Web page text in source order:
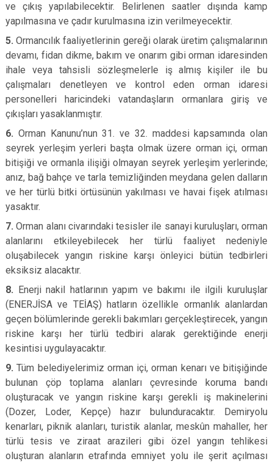
ve çıkış yapılabilecektir. Belirlenen saatler dışında kamp
yapılmasına ve çadır kurulmasına izin verilmeyecektir.
5.Ormancılık faaliyetlerinin gereği olarak üretim çalışmalarının
devamı, fidan dikme, bakım ve onarım gibi orman idaresinden
ihale veya tahsisli sözleşmelerle iş almış kişiler ile bu
çalışmaları denetleyen ve kontrol eden orman idaresi
personelleri haricindeki vatandaşların ormanlara giriş ve
çıkışları yasaklanmıştır.
6. Orman Kanunu’nun 31. ve 32. maddesi kapsamında olan
seyrek yerleşim yerleri başta olmak üzere orman içi, orman
bitişiği ve ormanla ilişiği olmayan seyrek yerleşim yerlerinde;
anız, bağ bahçe ve tarla temizliğinden meydana gelen dalların
ve her türlü bitki örtüsünün yakılması ve havai fişek atılması
yasaktır.
7.Orman alanı civarındaki tesisler ile sanayi kuruluşları, orman
alanlarını etkileyebilecek her türlü faaliyet nedeniyle
oluşabilecek yangın riskine karşı önleyici bütün tedbirleri
eksiksiz alacaktır.
8. Enerji nakil hatlarının yapım ve bakımı ile ilgili kuruluşlar
(ENERJİSA ve TEİAŞ) hatların özellikle ormanlık alanlardan
geçen bölümlerinde gerekli bakımları gerçekleştirecek, yangın
riskine karşı her türlü tedbiri alarak gerektiğinde enerji
kesintisi uygulayacaktır.
9.Tüm belediyelerimiz orman içi, orman kenarı ve bitişiğinde
bulunan çöp toplama alanları çevresinde koruma bandı
oluşturacak ve yangın riskine karşı gerekli iş makinelerini
(Dozer, Loder, Kepçe) hazır bulunduracaktır. Demiryolu
kenarları, piknik alanları, turistik alanlar, meskûn mahaller, her
türlü tesis ve ziraat arazileri gibi özel yangın tehlikesi
oluşturan alanların etrafında emniyet yolu ile şerit açılması